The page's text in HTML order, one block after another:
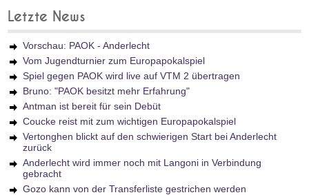
Letzte News
Vorschau: PAOK - Anderlecht
Vom Jugendturnier zum Europapokalspiel
Spiel gegen PAOK wird live auf VTM 2 übertragen
Bruno: "PAOK besitzt mehr Erfahrung"
Antman ist bereit für sein Debüt
Coucke reist mit zum wichtigen Europapokalspiel
Vertonghen blickt auf den schwierigen Start bei Anderlecht
zurück
Anderlecht wird immer noch mit Langoni in Verbindung
gebracht
Gozo kann von der Transferliste gestrichen werden